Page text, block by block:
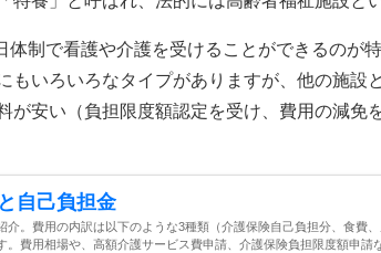
制で看護や介護を受けることができるのが特
いろいろなタイプがありますが、他の施設
が安い（負担限度額認定を受け、費用の減免
自己負担金
。費用の内訳は以下のような3種類（介護保険自己負担分、食費
費用相場や、高額介護サービス費申請、介護保険負担限度額申請